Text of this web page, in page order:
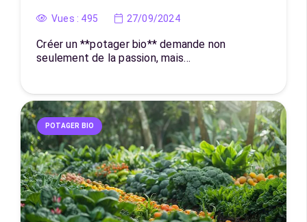
Vues : 495 27/09/2024
Créer un **potager bio** demande non
seulement de la passion, mais…
POTAGER BIO